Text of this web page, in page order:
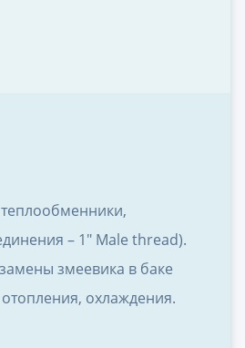
– 1″ Male thread).
змеевика в баке
охлаждения.